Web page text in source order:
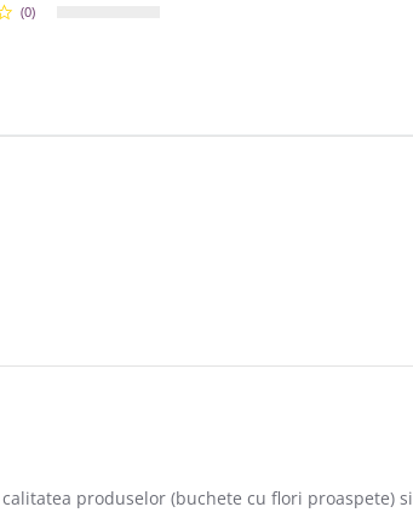
(0)
povesti!
produselor (buchete cu flori proaspete)